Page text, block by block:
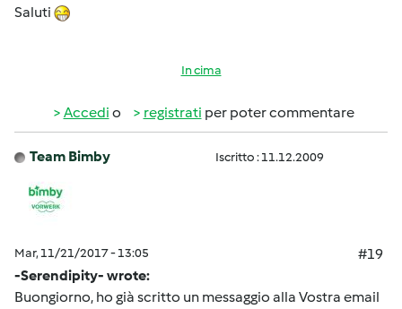
Saluti
In cima
Accedi o registrati per poter commentare
Team Bimby Iscritto : 11.12.2009
Mar, 11/21/2017 - 13:05
#19
-Serendipity- wrote:
Buongiorno, ho già scritto un messaggio alla Vostra email